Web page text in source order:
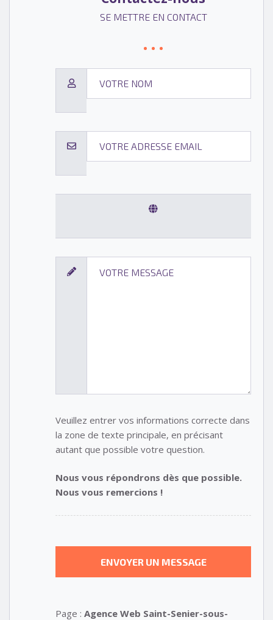
SE METTRE EN CONTACT
Veuillez entrer vos informations correcte dans
la zone de texte principale, en précisant
autant que possible votre question.
Nous vous répondrons dès que possible.
Nous vous remercions !
Page : Agence Web Saint-Senier-sous-